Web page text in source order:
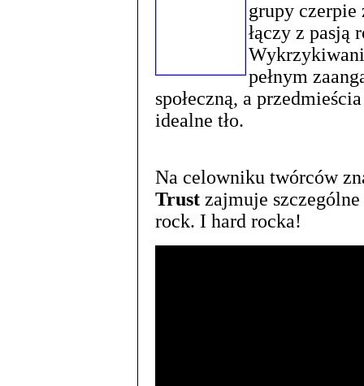
grupy czerpie
łączy z pasją
pełnym
społeczną, a
idealne tło.
Na celowniku twórców
Trust zajmuje
rock. I hard rocka!